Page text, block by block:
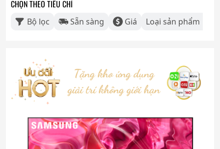
CHỌN THEO TIÊU CHÍ
Bộ lọc Sẵn sàng Giá Loại sản phẩm